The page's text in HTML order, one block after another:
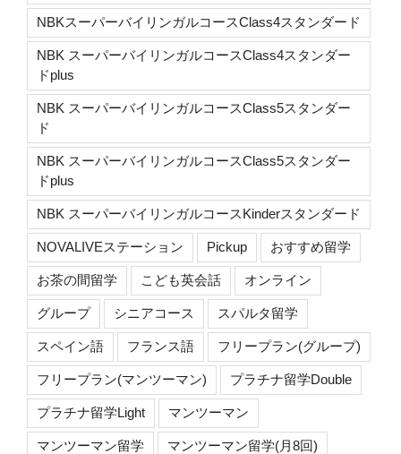
NBKスーパーバイリンガルコースClass4スタンダード
NBK スーパーバイリンガルコースClass4スタンダー
ドplus
NBK スーパーバイリンガルコースClass5スタンダー
ド
NBK スーパーバイリンガルコースClass5スタンダー
ドplus
NBK スーパーバイリンガルコースKinderスタンダード
NOVALIVEステーション Pickup おすすめ留学
お茶の間留学 こども英会話 オンライン
グループ シニアコース スパルタ留学
スペイン語 フランス語 フリープラン(グループ)
フリープラン(マンツーマン) プラチナ留学Double
プラチナ留学Light マンツーマン
マンツーマン留学 マンツーマン留学(月8回)